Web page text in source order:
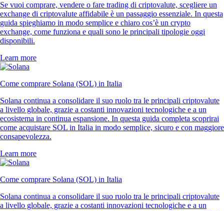
Se vuoi comprare, vendere o fare trading di criptovalute, scegliere un
exchange di criptovalute affidabile è un passaggio essenziale. In questa
guida spieghiamo in modo semplice e chiaro cos’è un crypto
exchange, come funziona e quali sono le principali tipologie oggi
disponibili.
Learn more
Come comprare Solana (SOL) in Italia
Solana continua a consolidare il suo ruolo tra le principali criptovalute
a livello globale, grazie a costanti innovazioni tecnologiche e a un
ecosistema in continua espansione. In questa guida completa scoprirai
come acquistare SOL in Italia in modo semplice, sicuro e con maggiore
consapevolezza.
Learn more
Come comprare Solana (SOL) in Italia
Solana continua a consolidare il suo ruolo tra le principali criptovalute
a livello globale, grazie a costanti innovazioni tecnologiche e a un